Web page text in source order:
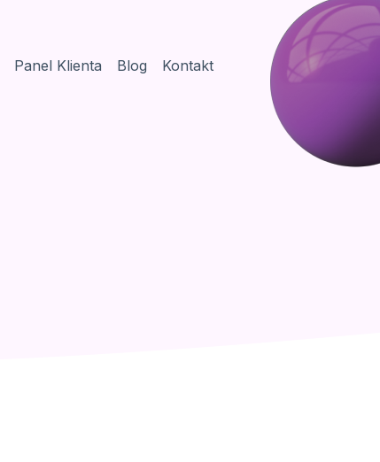
Panel Klienta Blog Kontakt